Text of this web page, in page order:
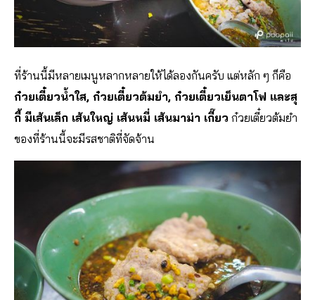
ที่ร้านนี้มีหลายเมนูหลากหลายให้ได้ลองกันครับ แต่หลัก ๆ ก็คือ
ก๋วยเตี๋ยวน้ำใส, ก๋วยเตี๋ยวต้มยำ, ก๋วยเตี๋ยวเย็นตาโฟ และสุ
กี้ มีเส้นเล็ก เส้นใหญ่ เส้นหมี่ เส้นมาม่า เกี๊ยว ก๋วยเตี๋ยวต้มยำ
ของที่ร้านนี้จะมีรสชาติที่จัดจ้าน